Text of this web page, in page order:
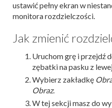
ustawić pełny ekran w
monitora rozdzielczości.
Jak zmienić
Uruchom grę i przejdź
zębatki na pasku z
Wybierz zakładkę
Obraz.
W tej sekcji masz do